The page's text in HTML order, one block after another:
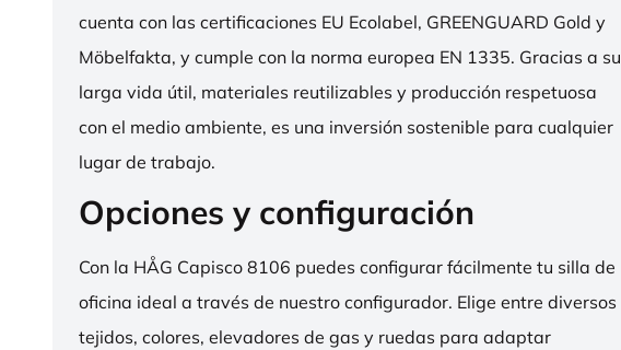
cuenta con las certificaciones EU Ecolabel, GREENGUARD Gold y
Möbelfakta, y cumple con la norma europea EN 1335. Gracias a su
larga vida útil, materiales reutilizables y producción respetuosa
con el medio ambiente, es una inversión sostenible para cualquier
lugar de trabajo.
Opciones y configuración
Con la HÅG Capisco 8106 puedes configurar fácilmente tu silla de
oficina ideal a través de nuestro configurador. Elige entre diversos
tejidos, colores, elevadores de gas y ruedas para adaptar